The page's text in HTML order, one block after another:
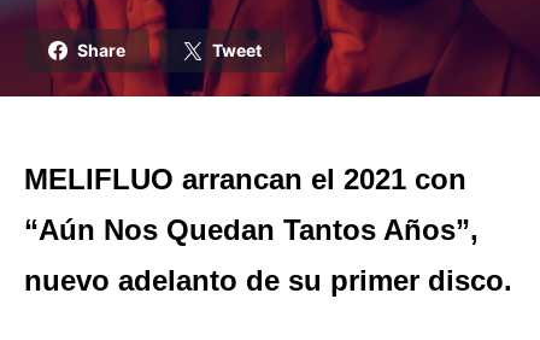
Share Tweet
MELIFLUO arrancan el 2021 con
“Aún Nos Quedan Tantos Años”,
nuevo adelanto de su primer disco.